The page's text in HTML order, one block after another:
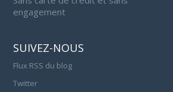
engagement
SUIVEZ-NOUS
Flux RSS du blog
Twitter